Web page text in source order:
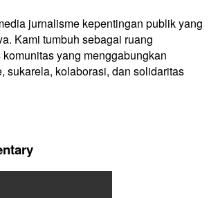
jurnalisme kepentingan publik yang
Kami tumbuh sebagai ruang
yang menggabungkan
sukarela, kolaborasi, dan solidaritas